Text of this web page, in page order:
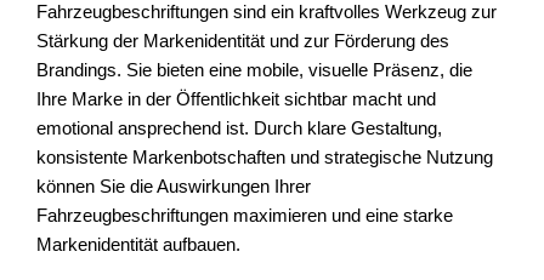
Fahrzeugbeschriftungen sind ein kraftvolles Werkzeug zur
Stärkung der Markenidentität und zur Förderung des
Brandings. Sie bieten eine mobile, visuelle Präsenz, die
Ihre Marke in der Öffentlichkeit sichtbar macht und
emotional ansprechend ist. Durch klare Gestaltung,
konsistente Markenbotschaften und strategische Nutzung
können Sie die Auswirkungen Ihrer
Fahrzeugbeschriftungen maximieren und eine starke
Markenidentität aufbauen.